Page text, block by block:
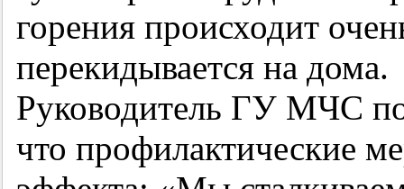
горения происходит
перекидывается на дома.
Руководитель ГУ МЧС
что профилактические